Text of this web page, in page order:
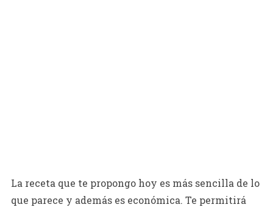
La receta que te propongo hoy es más sencilla de lo
que parece y además es económica. Te permitirá